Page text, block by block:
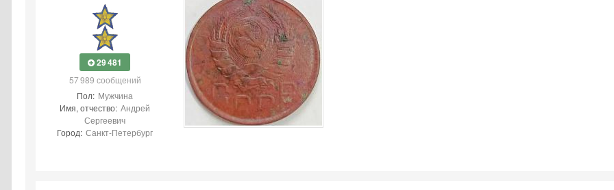
29 481
57 989 сообщений
Пол: Мужчина
Имя, отчество: Андрей
Сергеевич
Город: Санкт-Петербург